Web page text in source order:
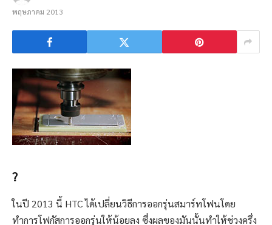
พฤษภาคม 2013
?
ในปี 2013 นี้ HTC ได้เปลี่ยนวิธีการออกรุ่นสมาร์ทโฟนโดย
ทำการโฟกัสการออกรุ่นให้น้อยลง ซึ่งผลของมันนั้นทำให้ช่วงครึ่ง